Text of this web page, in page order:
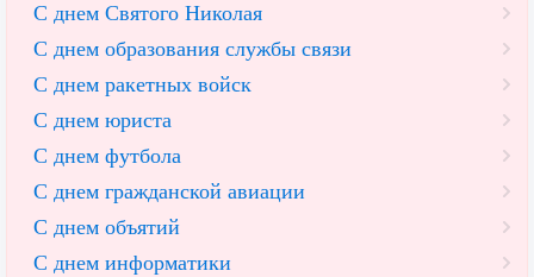
С днем Святого Николая
С днем образования службы связи
С днем ракетных войск
С днем юриста
С днем футбола
С днем гражданской авиации
С днем объятий
С днем информатики